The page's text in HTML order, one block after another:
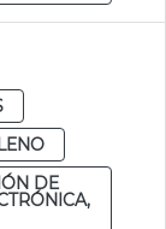
DE